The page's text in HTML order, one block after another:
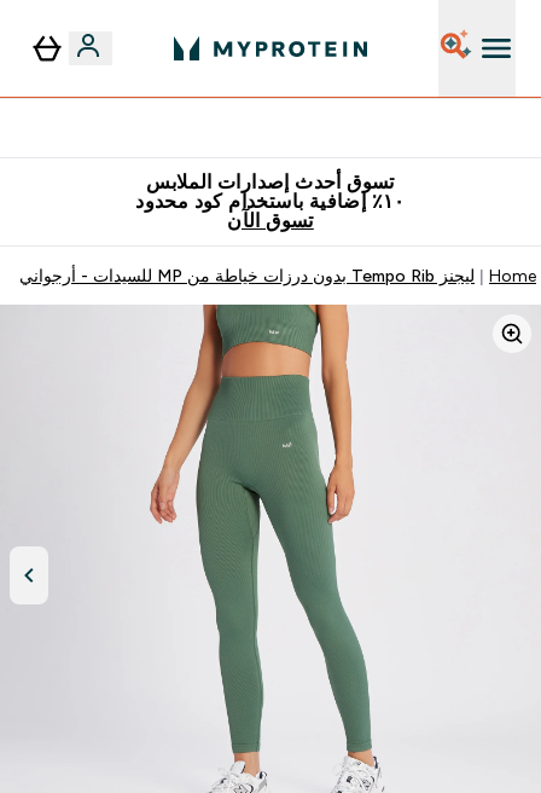
تسوق أحدث إصدارات الملابس
١٠٪ إضافية باستخدام كود محدود
تسوق الآن
Home ليجنز Tempo Rib بدون درزات خياطة من MP للسيدات - أرجواني ساطع